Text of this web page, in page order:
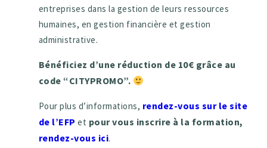
entreprises dans la gestion de leurs ressources
humaines, en gestion financière et gestion
administrative.
Bénéficiez d’une réduction de 10€ grâce au
code “CITYPROMO”.
Pour plus d’informations, rendez-vous sur le site
de l’EFP et pour vous inscrire à la formation,
rendez-vous ici.